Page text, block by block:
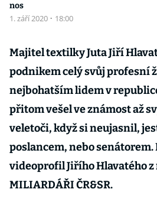
nos
1. září 2020 · 18:00
Majitel textilky Juta Jiří
podnikem celý svůj profesní
nejbohatším lidem v
přitom vešel ve známost až
veletoči, když si neujasnil,
poslancem, nebo senátorem.
videoprofil Jiřího Hlavatého z
MILIARDÁŘI ČR&SR.